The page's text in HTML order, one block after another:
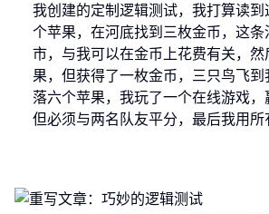
我创建的定制逻辑测试，我打算读
个苹果，在河底找到三枚金币，这
市，与我可以在金币上花费有关，
果，但获得了一枚金币，三只鸟飞
落六个苹果，我玩了一个在线游戏，
但必须与两名队友平分，最后我用所